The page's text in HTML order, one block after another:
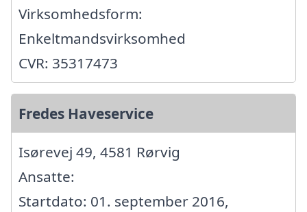
Virksomhedsform:
Enkeltmandsvirksomhed
CVR: 35317473
Fredes Haveservice
Isørevej 49, 4581 Rørvig
Ansatte:
Startdato: 01. september 2016,